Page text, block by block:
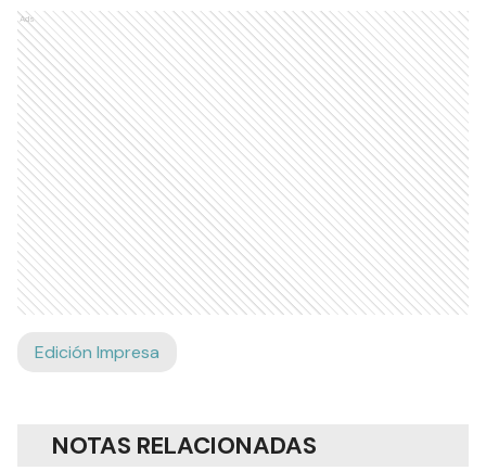
Ads
Edición Impresa
NOTAS RELACIONADAS